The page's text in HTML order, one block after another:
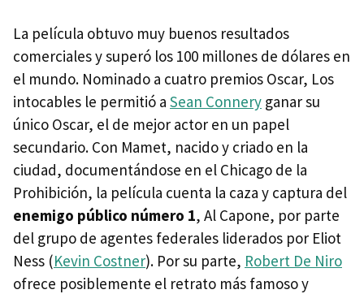
La película obtuvo muy buenos resultados
comerciales y superó los 100 millones de dólares en
el mundo. Nominado a cuatro premios Oscar, Los
intocables le permitió a Sean Connery ganar su
único Oscar, el de mejor actor en un papel
secundario. Con Mamet, nacido y criado en la
ciudad, documentándose en el Chicago de la
Prohibición, la película cuenta la caza y captura del
enemigo público número 1, Al Capone, por parte
del grupo de agentes federales liderados por Eliot
Ness (Kevin Costner). Por su parte, Robert De Niro
ofrece posiblemente el retrato más famoso y